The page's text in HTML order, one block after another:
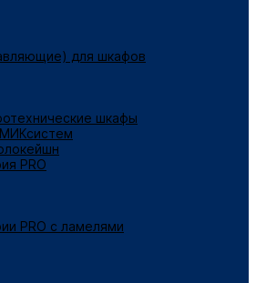
для шкафов
шкафы
PRO
PRO с ламелями